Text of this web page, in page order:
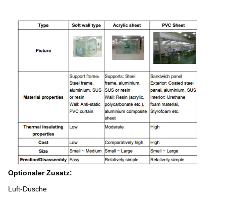
Optionaler Zusatz:
Luft-Dusche